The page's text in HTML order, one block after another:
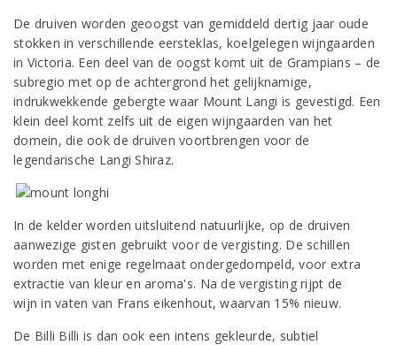
De druiven worden geoogst van gemiddeld dertig jaar oude
stokken in verschillende eersteklas, koelgelegen wijngaarden
in Victoria. Een deel van de oogst komt uit de Grampians – de
subregio met op de achtergrond het gelijknamige,
indrukwekkende gebergte waar Mount Langi is gevestigd. Een
klein deel komt zelfs uit de eigen wijngaarden van het
domein, die ook de druiven voortbrengen voor de
legendarische Langi Shiraz.
In de kelder worden uitsluitend natuurlijke, op de druiven
aanwezige gisten gebruikt voor de vergisting. De schillen
worden met enige regelmaat ondergedompeld, voor extra
extractie van kleur en aroma's. Na de vergisting rijpt de
wijn in vaten van Frans eikenhout, waarvan 15% nieuw.
De Billi Billi is dan ook een intens gekleurde, subtiel